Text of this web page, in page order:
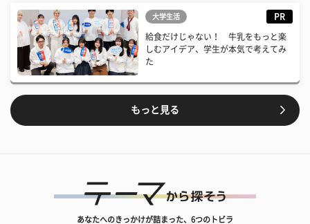
大学生活 PR
給食だけじゃない！ 牛乳をもっと楽
しむアイデア、学生が本気で考えてみ
た
もっと見る
あなたへのきっかけが詰まった、6つのトビラ